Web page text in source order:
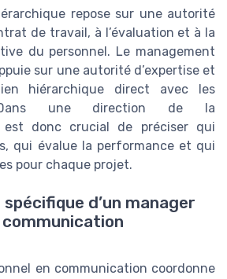
repose sur une autorité
de travail, à l’évaluation et à la
du personnel. Le management
sur une autorité d’expertise et
hiérarchique direct avec les
Dans une direction de la
est donc crucial de préciser qui
qui évalue la performance et qui
pour chaque projet.
d’un manager
en communication coordonne